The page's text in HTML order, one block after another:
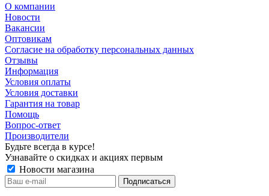
О компании
Новости
Вакансии
Оптовикам
Cогласие на обработку персональных данных
Отзывы
Информация
Условия оплаты
Условия доставки
Гарантия на товар
Помощь
Вопрос-ответ
Производители
Будьте всегда в курсе!
Узнавайте о скидках и акциях первым
Новости магазина